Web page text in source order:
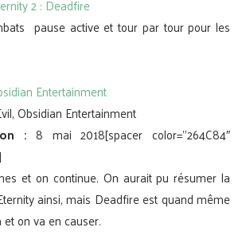
2 : Deadfire
pause active et tour par tour pour les
Entertainment
Obsidian Entertainment
: 8 mai 2018[spacer color=”264C84″
et on continue. On aurait pu résumer la
ainsi, mais Deadfire est quand même
on va en causer.